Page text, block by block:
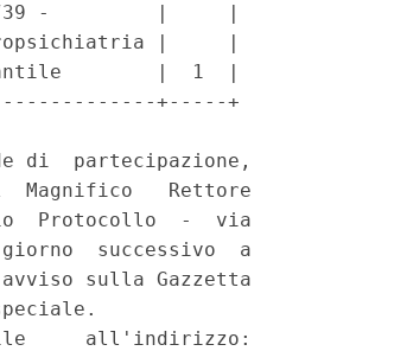
39 -         |     |
|     |
|  1  |
+-----+
di  partecipazione,
Rettore
Protocollo  -  via
successivo  a
sulla Gazzetta
all'indirizzo: